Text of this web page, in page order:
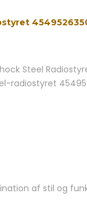
Steel
radiostyret
af stil og